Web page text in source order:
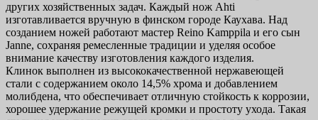
других хозяйственных задач. Каждый нож Ahti
изготавливается вручную в финском городе Каухава. Над
созданием ножей работают мастер Reino Kamppila и его сын
Janne, сохраняя ремесленные традиции и уделяя особое
внимание качеству изготовления каждого изделия.
Клинок выполнен из высококачественной нержавеющей
стали с содержанием около 14,5% хрома и добавлением
молибдена, что обеспечивает отличную стойкость к коррозии,
хорошее удержание режущей кромки и простоту ухода. Такая